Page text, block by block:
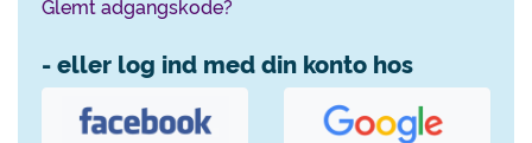
Glemt adgangskode?
- eller log ind med din konto hos